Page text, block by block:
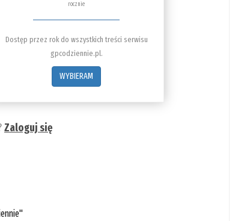
rocznie
Dostęp przez rok do wszystkich treści serwisu
gpcodziennie.pl.
WYBIERAM
Zaloguj się